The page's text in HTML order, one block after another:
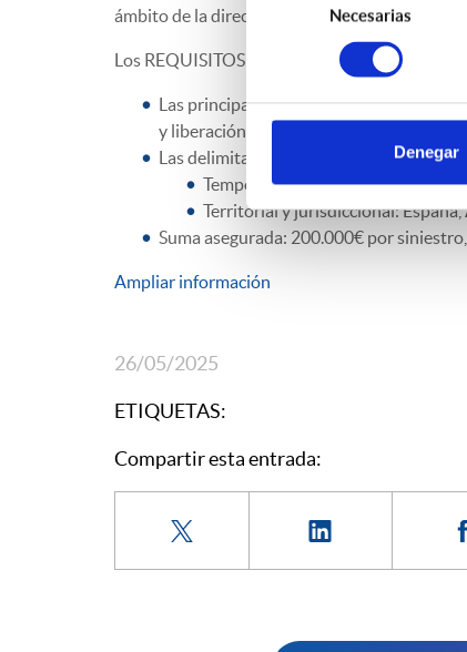
de
consentimiento
Necesarias
Denegar
ámbito de la dirección de obra y que inicien su
Los REQUISITOS son estar colegiado y no
Las principales coberturas son:
y liberación de gastos.
Las delimitaciones:
Temporal: Claims made de una
Territorial y jurisdiccional:
Suma asegurada: 200.000€ por
Ampliar información
26/05/2025
ETIQUETAS:
Compartir esta entrada: